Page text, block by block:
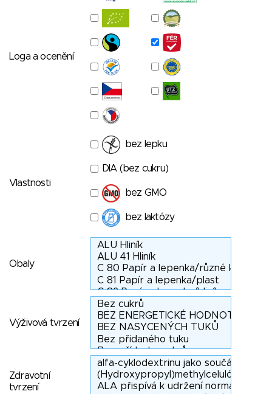
Loga a ocenění
Vlastnosti
bez lepku
DIA (bez cukru)
bez GMO
bez laktózy
Obaly
Výživová tvrzení
Zdravotní
tvrzení